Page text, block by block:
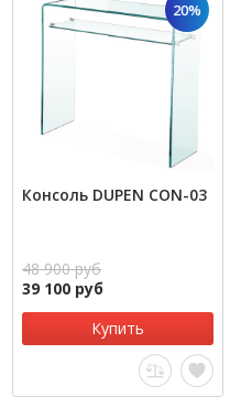
20%
Консоль DUPEN CON-03
48 900 руб
39 100 руб
Купить